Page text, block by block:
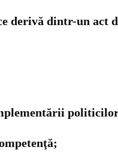
derivă dintr-un